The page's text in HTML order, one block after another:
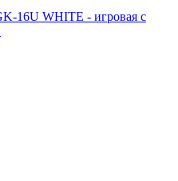
16U WHITE - игровая с